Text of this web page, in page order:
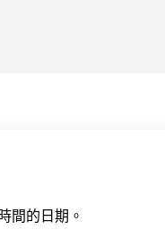
間的日期。